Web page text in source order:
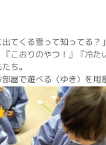
出てくる雪って知ってる？」
『こおりのやつ！』『冷た
ち。
屋で遊べる〈ゆき〉を用